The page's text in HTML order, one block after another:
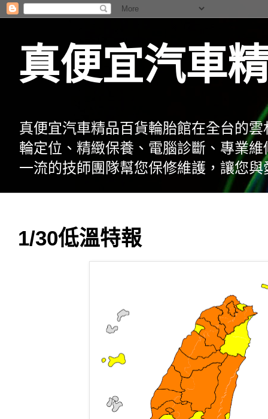
真便宜汽車
真便宜汽車精品百貨輪胎館在全台的
輪定位、精緻保養、電腦診斷、專業
一流的技師團隊幫您保修維護，讓您
1/30低溫特報